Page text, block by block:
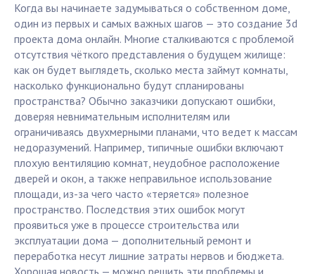
Когда вы начинаете задумываться о собственном доме,
один из первых и самых важных шагов — это создание 3d
проекта дома онлайн. Многие сталкиваются с проблемой
отсутствия чёткого представления о будущем жилище:
как он будет выглядеть, сколько места займут комнаты,
насколько функционально будут спланированы
пространства? Обычно заказчики допускают ошибки,
доверяя невнимательным исполнителям или
ограничиваясь двухмерными планами, что ведет к массам
недоразумений. Например, типичные ошибки включают
плохую вентиляцию комнат, неудобное расположение
дверей и окон, а также неправильное использование
площади, из-за чего часто «теряется» полезное
пространство. Последствия этих ошибок могут
проявиться уже в процессе строительства или
эксплуатации дома — дополнительный ремонт и
переработка несут лишние затраты нервов и бюджета.